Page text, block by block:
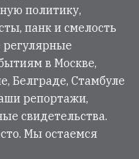
политику,
панк и смелость
регулярные
в Москве,
Белграде, Стамбуле
репортажи,
свидетельства.
Мы остаемся